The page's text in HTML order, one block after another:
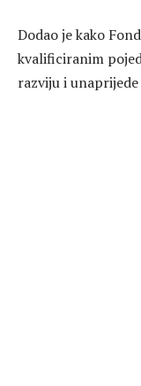
Dodao je kako
kvalificiranim
razviju i